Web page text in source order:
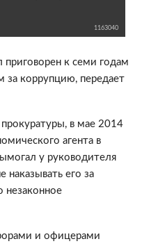
1163040
к семи годам
за коррупцию, передает
в мае 2014
агента в
у руководителя
его за
незаконное
и офицерами